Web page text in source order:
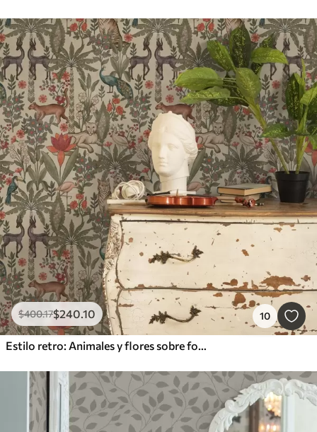
$400.17$240.10 10
Estilo retro: Animales y flores sobre fondo vintage